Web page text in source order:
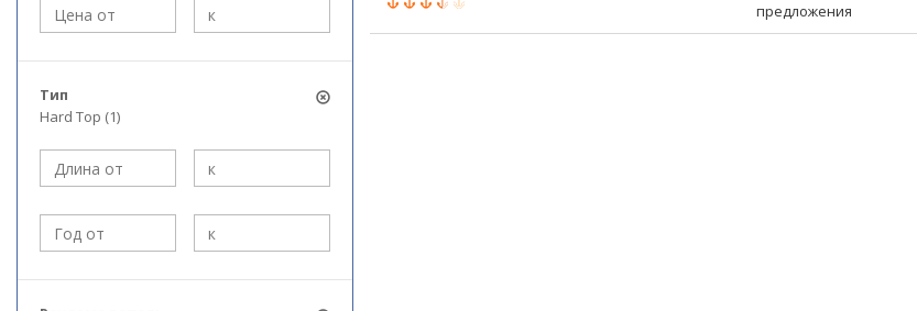
Тип
Hard Top (1)
предложения